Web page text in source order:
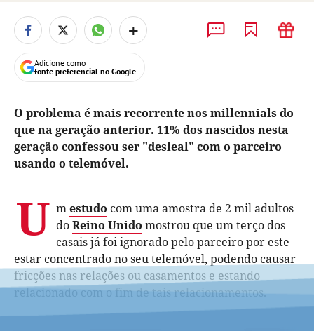
+
Adicione como
fonte preferencial no Google
O problema é mais recorrente nos millennials do
que na geração anterior. 11% dos nascidos nesta
geração confessou ser "desleal" com o parceiro
usando o telemóvel.
U mestudo com uma amostra de 2 mil adultos
doReino Unido mostrou que um terço dos
casais já foi ignorado pelo parceiro por este
estar concentrado no seu telemóvel, podendo causar
fricções nas relações ou casamentos e estando
relacionado com o fim de tais relacionamentos.